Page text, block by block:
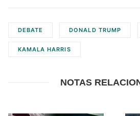
DEBATE DONALD TRUMP
KAMALA HARRIS
NOTAS